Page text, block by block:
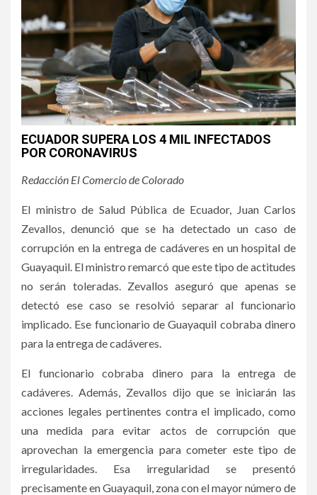
ECUADOR SUPERA LOS 4 MIL INFECTADOS
POR CORONAVIRUS
Redacción El Comercio de Colorado
El ministro de Salud Pública de Ecuador, Juan Carlos
Zevallos, denunció que se ha detectado un caso de
corrupción en la entrega de cadáveres en un hospital de
Guayaquil. El ministro remarcó que este tipo de actitudes
no serán toleradas. Zevallos aseguró que apenas se
detectó ese caso se resolvió separar al funcionario
implicado. Ese funcionario de Guayaquil cobraba dinero
para la entrega de cadáveres.
El funcionario cobraba dinero para la entrega de
cadáveres. Además, Zevallos dijo que se iniciarán las
acciones legales pertinentes contra el implicado, como
una medida para evitar actos de corrupción que
aprovechan la emergencia para cometer este tipo de
irregularidades. Esa irregularidad se presentó
precisamente en Guayaquil, zona con el mayor número de